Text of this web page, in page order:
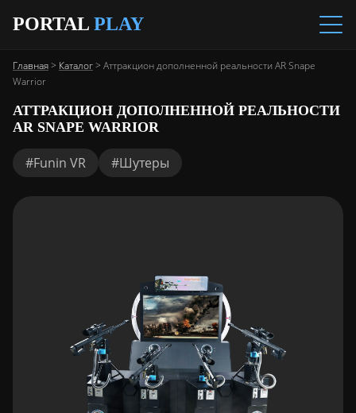
PORTAL PLAY
Главная> Каталог> Аттракцион дополненной реальности AR Snape
Warrior
АТТРАКЦИОН ДОПОЛНЕННОЙ РЕАЛЬНОСТИ
AR SNAPE WARRIOR
#Funin VR #Шутеры